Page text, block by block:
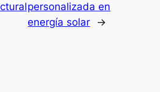
personalizada en
energía solar
→